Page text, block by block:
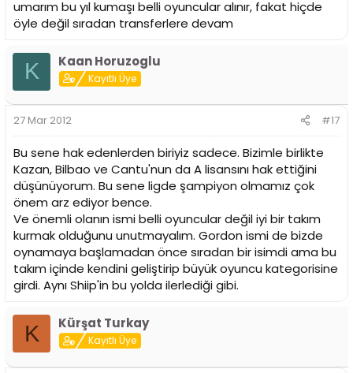
umarım bu yıl kumaşı belli oyuncular alınır, fakat hiçde
öyle değil sıradan transferlere devam
K Kaan Horuzoglu
Kayıtlı Üye
27 Mar 2012 #17
Bu sene hak edenlerden biriyiz sadece. Bizimle birlikte
Kazan, Bilbao ve Cantu'nun da A lisansını hak ettiğini
düşünüyorum. Bu sene ligde şampiyon olmamız çok
önem arz ediyor bence.
Ve önemli olanın ismi belli oyuncular değil iyi bir takım
kurmak olduğunu unutmayalım. Gordon ismi de bizde
oynamaya başlamadan önce sıradan bir isimdi ama bu
takım içinde kendini geliştirip büyük oyuncu kategorisine
girdi. Aynı Shiip'in bu yolda ilerlediği gibi.
K Kürşat Turkay
Kayıtlı Üye